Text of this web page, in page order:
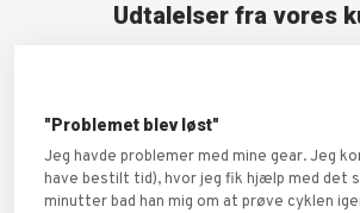
Udtalelser fra vores
"Problemet blev løst"
Jeg havde problemer med mine gear. Jeg
have bestilt tid), hvor jeg fik hjælp med det
minutter bad han mig om at prøve cyklen